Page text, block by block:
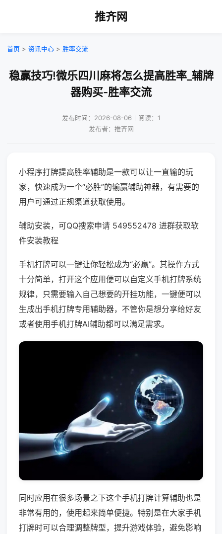
推齐网
首页 > 资讯中心 > 胜率交流
稳赢技巧!微乐四川麻将怎么提高胜率_辅牌
器购买-胜率交流
发布时间：2026-08-06｜阅读：1
发布者：推齐网
小程序打牌提高胜率辅助是一款可以让一直输的玩
家，快速成为一个“必胜”的输赢辅助神器，有需要的
用户可通过正规渠道获取使用。
辅助安装，可QQ搜索申请 549552478 进群获取软
件安装教程
手机打牌可以一键让你轻松成为“必赢”。其操作方式
十分简单，打开这个应用便可以自定义手机打牌系统
规律，只需要输入自己想要的开挂功能，一键便可以
生成出手机打牌专用辅助器，不管你是想分享给好友
或者使用手机打牌AI辅助都可以满足需求。
同时应用在很多场景之下这个手机打牌计算辅助也是
非常有用的，使用起来简单便捷。特别是在大家手机
打牌时可以合理调整牌型，提升游戏体验，避免影响